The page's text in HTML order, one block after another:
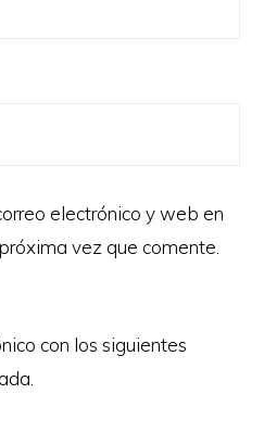
electrónico y web en
vez que comente.
con los siguientes